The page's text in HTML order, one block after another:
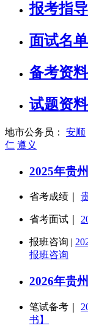
报考指导
面试名单
备考资料
试题资料
地市公务员： 安顺
仁 遵义
2025年贵
省考成绩｜
省考面试｜
报班咨询 |
报班咨询
2026年贵
笔试备考｜
书】